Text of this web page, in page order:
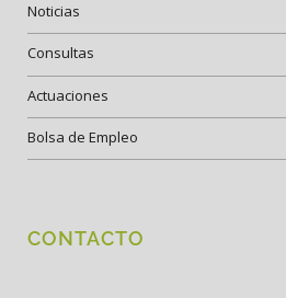
Noticias
Consultas
Actuaciones
Bolsa de Empleo
CONTACTO